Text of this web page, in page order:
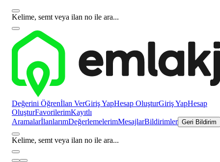
Kelime, semt veya ilan no ile ara...
Değerini Öğrenİlan VerGiriş YapHesap OluşturGiriş YapHesap
OluşturFavorilerimKayıtlı
AramalarİlanlarımDeğerlemelerimMesajlarBildirimler Geri Bildirim
Kelime, semt veya ilan no ile ara...